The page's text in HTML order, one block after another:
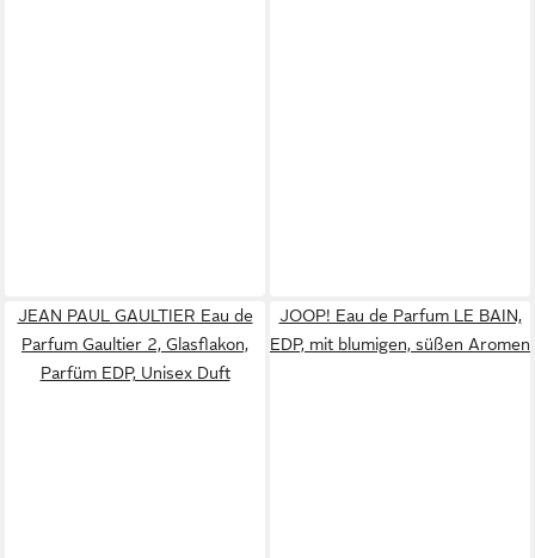
JEAN PAUL GAULTIER Eau de
Parfum Gaultier 2, Glasflakon,
Parfüm EDP, Unisex Duft
JOOP! Eau de Parfum LE BAIN,
EDP, mit blumigen, süßen Aromen